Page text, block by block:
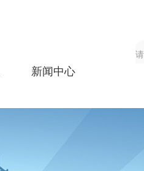
新闻中心